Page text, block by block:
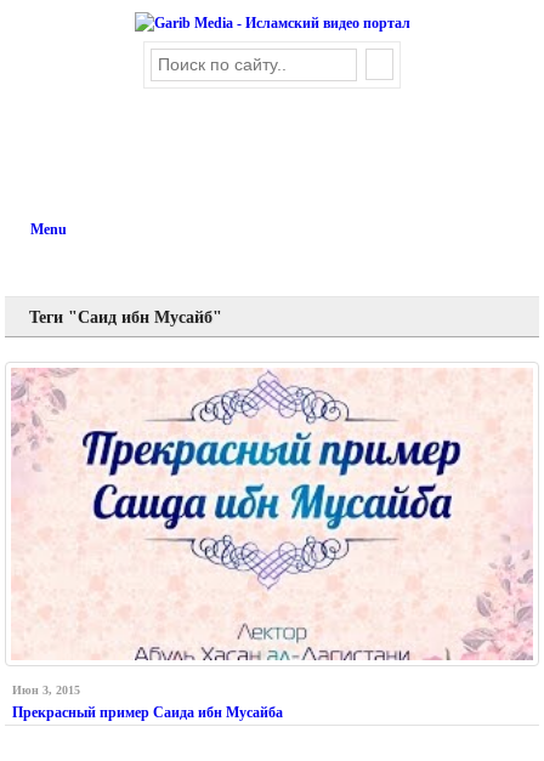
Menu
Теги "Саид ибн Мусайб"
Июн 3, 2015
Прекрасный пример Саида ибн Мусайба